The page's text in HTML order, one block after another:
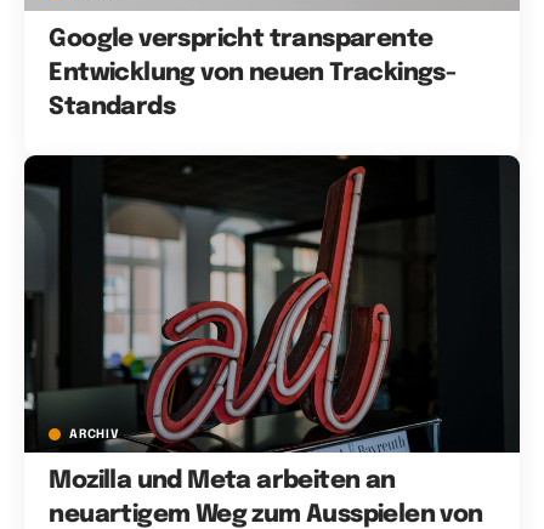
Google verspricht transparente
Entwicklung von neuen Trackings-
Standards
ARCHIV
Mozilla und Meta arbeiten an
neuartigem Weg zum Ausspielen von